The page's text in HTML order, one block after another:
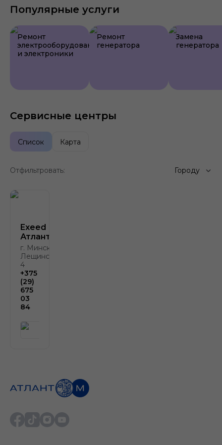
Популярные услуги
Ремонт
электрооборудования
и электроники
Ремонт
генератора
Замена
генератора
Сервисные центры
Список Карта
Отфильтровать: Городу
Exeed
Атлант-М
г. Минск, ул.
Лещинского,
4
+375
(29)
675
03
84